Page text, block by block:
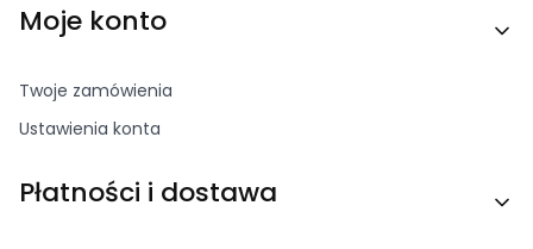
Moje konto
Twoje zamówienia
Ustawienia konta
Płatności i dostawa